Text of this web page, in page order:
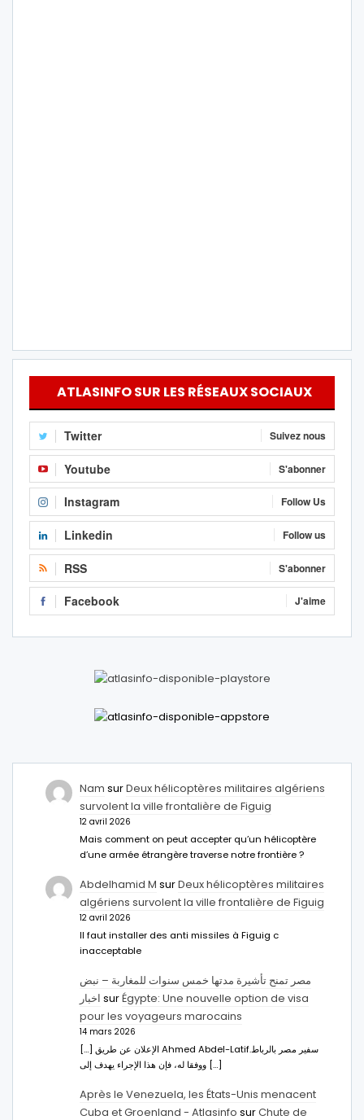
ATLASINFO SUR LES RÉSEAUX SOCIAUX
Twitter Suivez nous
Youtube S'abonner
Instagram Follow Us
Linkedin Follow us
RSS S'abonner
Facebook J'aime
Nam surDeux hélicoptères militaires algériens
survolent la ville frontalière de Figuig
12 avril 2026
Mais comment on peut accepter qu’un hélicoptère
d’une armée étrangère traverse notre frontière ?
Abdelhamid M surDeux hélicoptères militaires
algériens survolent la ville frontalière de Figuig
12 avril 2026
Il faut installer des anti missiles à Figuig c
inacceptable
مصر تمنح تأشيرة مدتها خمس سنوات للمغاربة – نبض
اخبار surÉgypte: Une nouvelle option de visa
pour les voyageurs marocains
14 mars 2026
[…] الإعلان عن طريق Ahmed Abdel-Latifسفير مصر بالرباط.
ووفقا له، فإن هذا الإجراء يهدف إلى […]
Après le Venezuela, les États-Unis menacent
Cuba et Groenland - Atlasinfo surChute de